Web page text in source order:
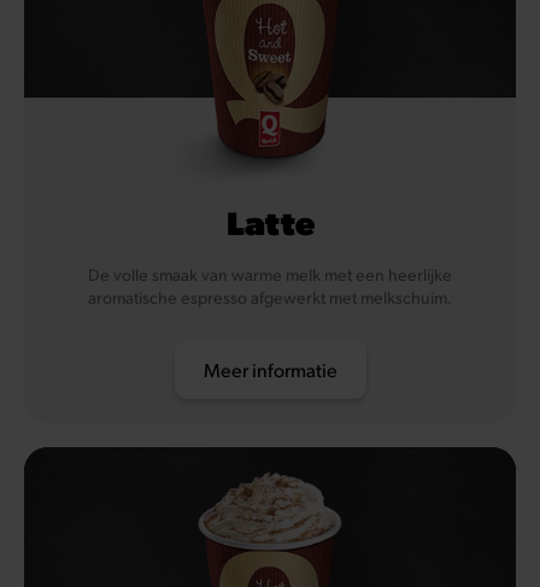
Latte
De volle smaak van warme melk met een heerlijke
aromatische espresso afgewerkt met melkschuim.
Meer informatie